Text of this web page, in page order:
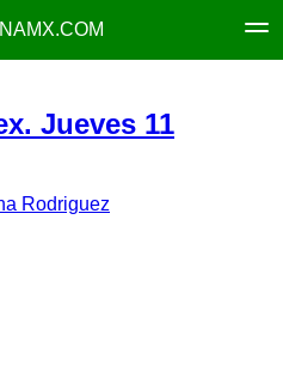
Jueves 11
Rodriguez